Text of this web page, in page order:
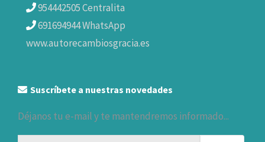
954442505 Centralita
691694944 WhatsApp
www.autorecambiosgracia.es
Suscríbete a nuestras novedades
Déjanos tu e-mail y te mantendremos informado...